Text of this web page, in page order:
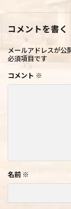
コメントを書く
メールアドレスが公
必須項目です
コメント ※
名前 ※